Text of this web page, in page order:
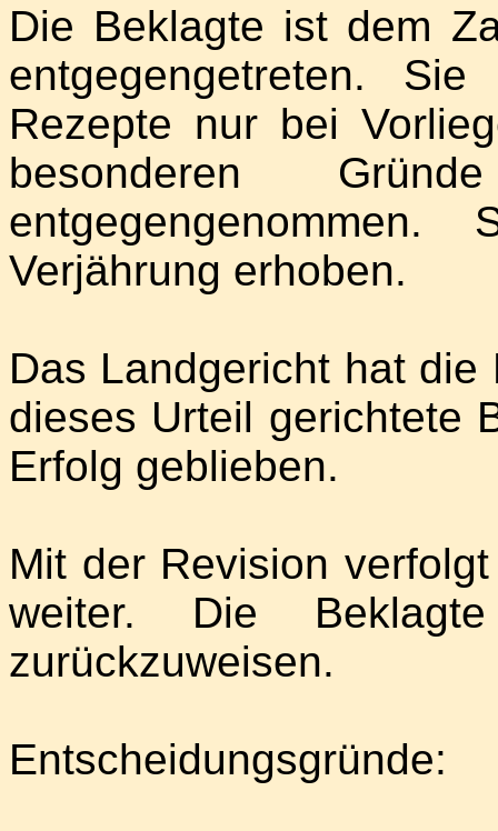
Die Beklagte ist dem
entgegengetreten.
Rezepte nur bei
besonderen
Verjährung erhoben.
Das Landgericht hat
dieses Urteil gerichtete
Erfolg geblieben.
Mit der Revision
weiter. Die
zurückzuweisen.
Entscheidungsgründe: